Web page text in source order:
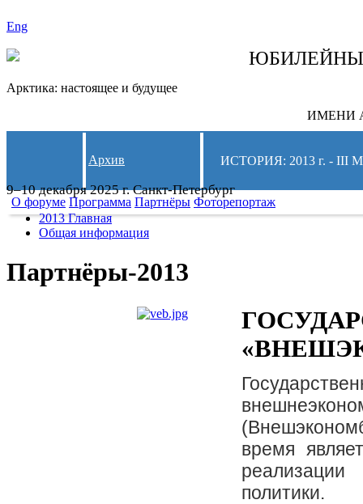
Eng
Арктика: настоящее и будущее
ИМЕНИ
9–10 декабря 2025 г. Санкт-Петербург
Архив ИСТОРИЯ: 2013 г. -
О форуме Программа Партнёры Фоторепортаж
2013 Главная
Общая информация
Партнёры-2013
время
политики.